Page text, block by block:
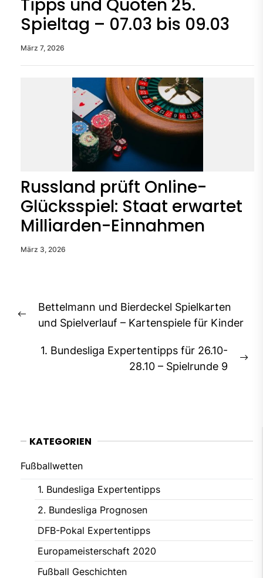
Tipps und Quoten 25.
Spieltag – 07.03 bis 09.03
März 7, 2026
Russland prüft Online-
Glücksspiel: Staat erwartet
Milliarden-Einnahmen
März 3, 2026
Beitragsnavigation
Previous
Bettelmann und Bierdeckel Spielkarten
und Spielverlauf – Kartenspiele für Kinder
1. Bundesliga Expertentipps für 26.10-
28.10 – Spielrunde 9
KATEGORIEN
Fußballwetten
1. Bundesliga Expertentipps
2. Bundesliga Prognosen
DFB-Pokal Expertentipps
Europameisterschaft 2020
Fußball Geschichten